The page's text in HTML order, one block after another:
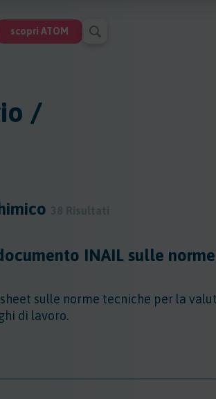
scopri ATOM
/
INAIL sulle
sulle norme tecniche per la
di lavoro.